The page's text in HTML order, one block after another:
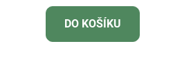
je
5,0
z
DO KOŠÍKU